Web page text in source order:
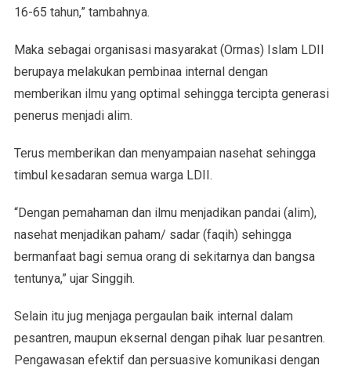
16-65 tahun,” tambahnya.
Maka sebagai organisasi masyarakat (Ormas) Islam LDII
berupaya melakukan pembinaa internal dengan
memberikan ilmu yang optimal sehingga tercipta generasi
penerus menjadi alim.
Terus memberikan dan menyampaian nasehat sehingga
timbul kesadaran semua warga LDII.
“Dengan pemahaman dan ilmu menjadikan pandai (alim),
nasehat menjadikan paham/ sadar (faqih) sehingga
bermanfaat bagi semua orang di sekitarnya dan bangsa
tentunya,” ujar Singgih.
Selain itu jug menjaga pergaulan baik internal dalam
pesantren, maupun eksernal dengan pihak luar pesantren.
Pengawasan efektif dan persuasive komunikasi dengan